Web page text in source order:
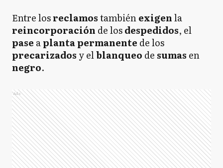
Entre losreclamostambiénexigenla
reincorporación de losdespedidos, el
pase aplanta permanente de los
precarizados y elblanqueo de sumas en
negro.
Ads